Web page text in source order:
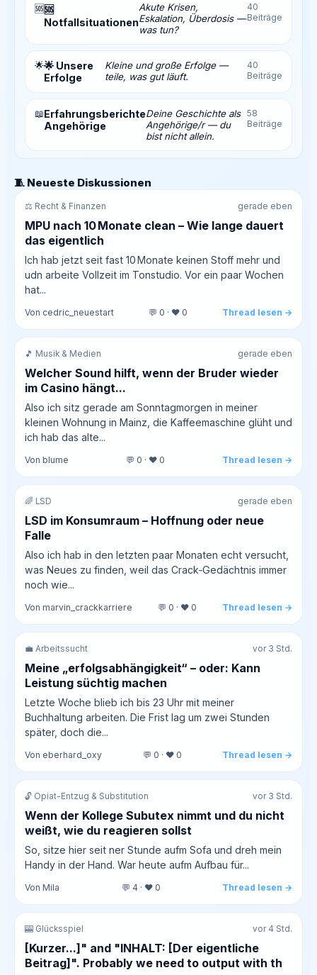
🆘🆘
Notfallsituationen
Akute Krisen,
Eskalation, Überdosis —
was tun?
40
Beiträge
🌟🌟 Unsere
Erfolge
Kleine und große Erfolge —
teile, was gut läuft.
40
Beiträge
📖Erfahrungsberichte
Angehörige
Deine Geschichte als
Angehörige/r — du
bist nicht allein.
58
Beiträge
🧵 Neueste Diskussionen
⚖️ Recht & Finanzen gerade eben
MPU nach 10 Monate clean – Wie lange dauert
das eigentlich
Ich hab jetzt seit fast 10 Monate keinen Stoff mehr und
udn arbeite Vollzeit im Tonstudio. Vor ein paar Wochen
hat...
Von cedric_neuestart 💬 0 · ❤️ 0 Thread lesen →
🎵 Musik & Medien gerade eben
Welcher Sound hilft, wenn der Bruder wieder
im Casino hängt...
Also ich sitz gerade am Sonntagmorgen in meiner
kleinen Wohnung in Mainz, die Kaffeemaschine glüht und
ich hab das alte...
Von blume 💬 0 · ❤️ 0 Thread lesen →
🌈 LSD gerade eben
LSD im Konsumraum – Hoffnung oder neue
Falle
Also ich hab in den letzten paar Monaten echt versucht,
was Neues zu finden, weil das Crack‑Gedächtnis immer
noch wie...
Von marvin_crackkarriere 💬 0 · ❤️ 0 Thread lesen →
💼 Arbeitssucht vor 3 Std.
Meine „erfolgsabhängigkeit“ – oder: Kann
Leistung süchtig machen
Letzte Woche blieb ich bis 23 Uhr mit meiner
Buchhaltung arbeiten. Die Frist lag um zwei Stunden
später, doch die...
Von eberhard_oxy 💬 0 · ❤️ 0 Thread lesen →
🔓 Opiat-Entzug & Substitution vor 3 Std.
Wenn der Kollege Subutex nimmt und du nicht
weißt, wie du reagieren sollst
So, sitze hier seit ner Stunde aufm Sofa und dreh mein
Handy in der Hand. War heute aufm Aufbau für...
Von Mila 💬 4 · ❤️ 0 Thread lesen →
🎰 Glücksspiel vor 4 Std.
[Kurzer...]" and "INHALT: [Der eigentliche
Beitrag]". Probably we need to output with th